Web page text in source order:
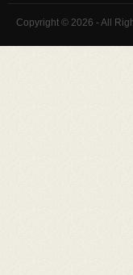
Copyright © 2026 - All